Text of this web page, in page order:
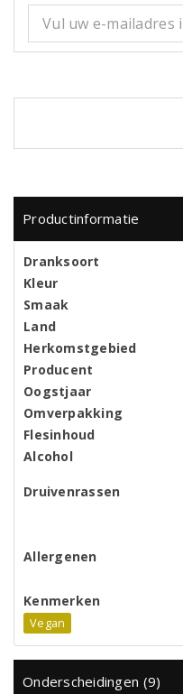
Productinformatie
Dranksoort
Kleur
Smaak
Land
Herkomstgebied
Producent
Oogstjaar
Omverpakking
Flesinhoud
Alcohol
Druivenrassen
Allergenen
Kenmerken
Vegan
Onderscheidingen (9)